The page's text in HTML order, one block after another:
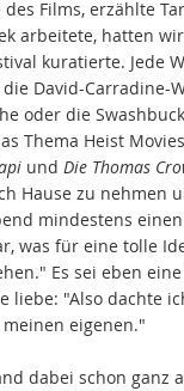
des Films, erzählte
arbeitete, hatten
kuratierte. Jede
David-Carradine-
oder die
Thema Heist
und Die Thomas
Hause zu nehmen
mindestens
was für eine tolle
Es sei eben eine
liebe: "Also dachte
eigenen."
dabei schon ganz